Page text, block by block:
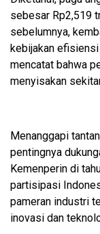
sebesar Rp2,519
sebelumnya,
kebijakan efisiensi
mencatat bahwa
menyisakan
Menanggapi
pentingnya
Kemenperin di
partisipasi
pameran industri
inovasi dan